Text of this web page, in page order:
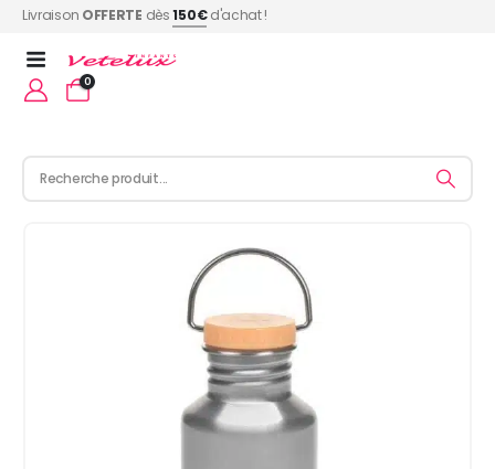
Livraison OFFERTE dès150€d'achat !
0